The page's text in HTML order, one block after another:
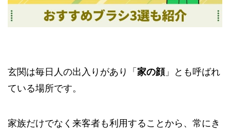
玄関は毎日人の出入りがあり「 家の顔」とも呼ばれ
ている場所です。
家族だけでなく来客者も利用することから、常にき